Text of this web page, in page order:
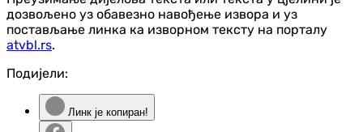
дозвољено уз обавезно навођење извора и уз
постављање линка ка изворном тексту на порталу
atvbl.rs.
Подијели:
Линк је копиран!